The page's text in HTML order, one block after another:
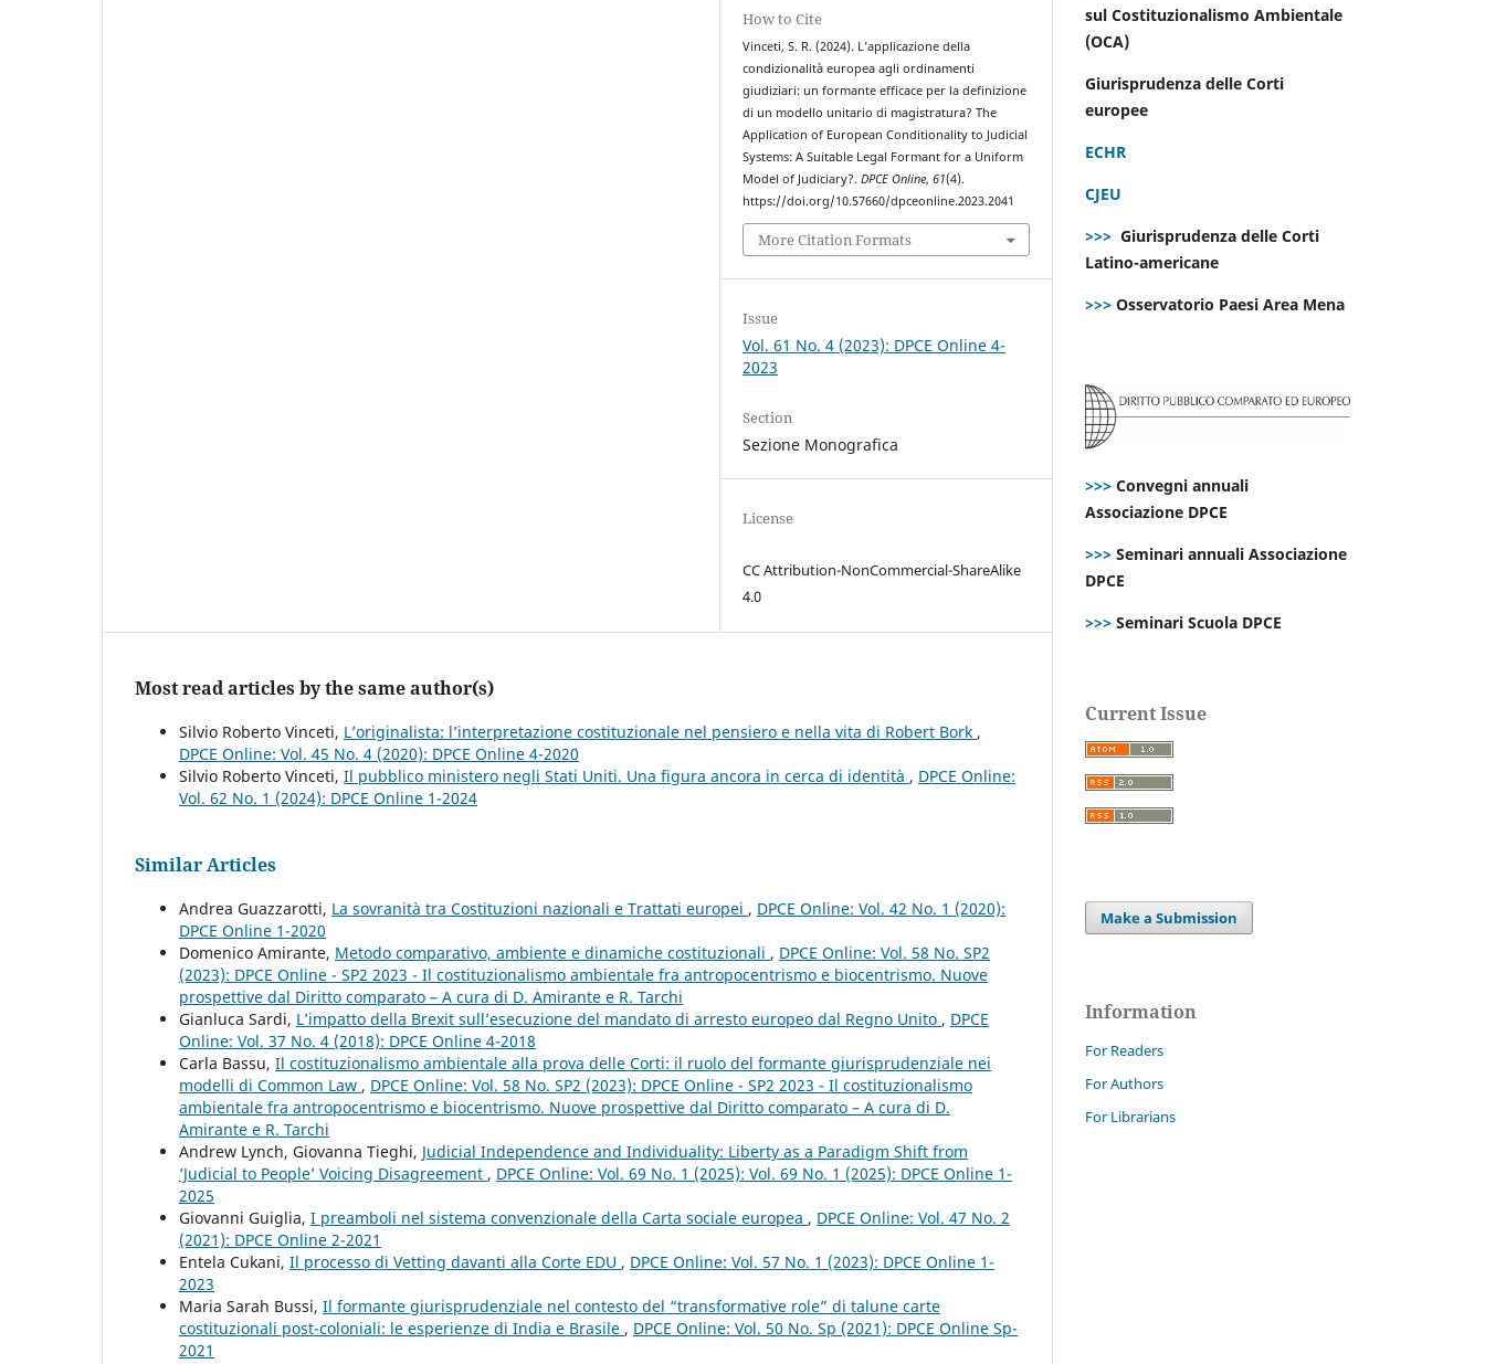
How to Cite
Vinceti, S. R. (2024). L’applicazione della
condizionalità europea agli ordinamenti
giudiziari: un formante efficace per la definizione
di un modello unitario di magistratura? The
Application of European Conditionality to Judicial
Systems: A Suitable Legal Formant for a Uniform
Model of Judiciary?.DPCE Online,61(4).
https://doi.org/10.57660/dpceonline.2023.2041
More Citation Formats
Issue
Vol. 61 No. 4 (2023): DPCE Online 4-
2023
Section
Sezione Monografica
License
CC Attribution-NonCommercial-ShareAlike
4.0
Most read articles by the same author(s)
Silvio Roberto Vinceti, L’originalista: l’interpretazione costituzionale nel pensiero e nella vita di Robert Bork ,
DPCE Online: Vol. 45 No. 4 (2020): DPCE Online 4-2020
Silvio Roberto Vinceti, Il pubblico ministero negli Stati Uniti. Una figura ancora in cerca di identità , DPCE Online:
Vol. 62 No. 1 (2024): DPCE Online 1-2024
Similar Articles
Andrea Guazzarotti, La sovranità tra Costituzioni nazionali e Trattati europei , DPCE Online: Vol. 42 No. 1 (2020):
DPCE Online 1-2020
Domenico Amirante, Metodo comparativo, ambiente e dinamiche costituzionali , DPCE Online: Vol. 58 No. SP2
(2023): DPCE Online - SP2 2023 - Il costituzionalismo ambientale fra antropocentrismo e biocentrismo. Nuove
prospettive dal Diritto comparato – A cura di D. Amirante e R. Tarchi
Gianluca Sardi, L’impatto della Brexit sull’esecuzione del mandato di arresto europeo dal Regno Unito , DPCE
Online: Vol. 37 No. 4 (2018): DPCE Online 4-2018
Carla Bassu, Il costituzionalismo ambientale alla prova delle Corti: il ruolo del formante giurisprudenziale nei
modelli di Common Law , DPCE Online: Vol. 58 No. SP2 (2023): DPCE Online - SP2 2023 - Il costituzionalismo
ambientale fra antropocentrismo e biocentrismo. Nuove prospettive dal Diritto comparato – A cura di D.
Amirante e R. Tarchi
Andrew Lynch, Giovanna Tieghi, Judicial Independence and Individuality: Liberty as a Paradigm Shift from
‘Judicial to People’ Voicing Disagreement , DPCE Online: Vol. 69 No. 1 (2025): Vol. 69 No. 1 (2025): DPCE Online 1-
2025
Giovanni Guiglia, I preamboli nel sistema convenzionale della Carta sociale europea , DPCE Online: Vol. 47 No. 2
(2021): DPCE Online 2-2021
Entela Cukani, Il processo di Vetting davanti alla Corte EDU , DPCE Online: Vol. 57 No. 1 (2023): DPCE Online 1-
2023
Maria Sarah Bussi, Il formante giurisprudenziale nel contesto del “transformative role” di talune carte
costituzionali post-coloniali: le esperienze di India e Brasile , DPCE Online: Vol. 50 No. Sp (2021): DPCE Online Sp-
2021
sul Costituzionalismo Ambientale
(OCA)
Giurisprudenza delle Corti
europee
ECHR
CJEU
>>> Giurisprudenza delle Corti
Latino-americane
>>> Osservatorio Paesi Area Mena
>>> Convegni annuali
Associazione DPCE
>>> Seminari annuali Associazione
DPCE
>>> Seminari Scuola DPCE
Current Issue
Make a Submission
Information
For Readers
For Authors
For Librarians